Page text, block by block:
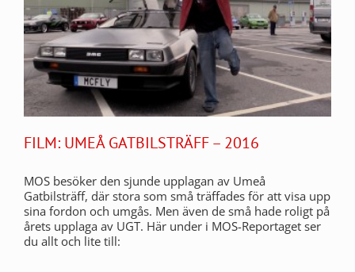
FILM: UMEÅ GATBILSTRÄFF – 2016
MOS besöker den sjunde upplagan av Umeå
Gatbilsträff, där stora som små träffades för att visa upp
sina fordon och umgås. Men även de små hade roligt på
årets upplaga av UGT. Här under i MOS-Reportaget ser
du allt och lite till: